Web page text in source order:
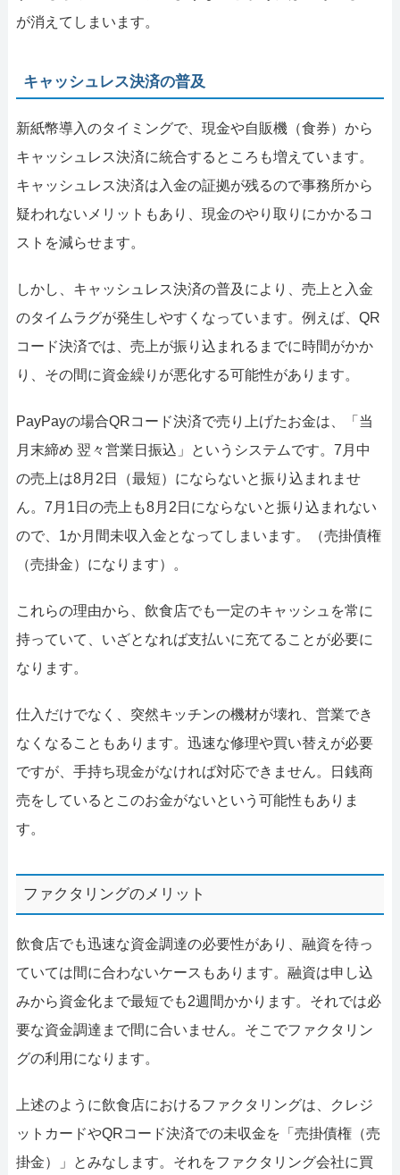
が消えてしまいます。
キャッシュレス決済の普及
新紙幣導入のタイミングで、現金や自販機（食券）から
キャッシュレス決済に統合するところも増えています。
キャッシュレス決済は入金の証拠が残るので事務所から
疑われないメリットもあり、現金のやり取りにかかるコ
ストを減らせます。
しかし、キャッシュレス決済の普及により、売上と入金
のタイムラグが発生しやすくなっています。例えば、QR
コード決済では、売上が振り込まれるまでに時間がかか
り、その間に資金繰りが悪化する可能性があります。
PayPayの場合QRコード決済で売り上げたお金は、「当
月末締め 翌々営業日振込」というシステムです。7月中
の売上は8月2日（最短）にならないと振り込まれませ
ん。7月1日の売上も8月2日にならないと振り込まれない
ので、1か月間未収入金となってしまいます。（売掛債権
（売掛金）になります）。
これらの理由から、飲食店でも一定のキャッシュを常に
持っていて、いざとなれば支払いに充てることが必要に
なります。
仕入だけでなく、突然キッチンの機材が壊れ、営業でき
なくなることもあります。迅速な修理や買い替えが必要
ですが、手持ち現金がなければ対応できません。日銭商
売をしているとこのお金がないという可能性もありま
す。
ファクタリングのメリット
飲食店でも迅速な資金調達の必要性があり、融資を待っ
ていては間に合わないケースもあります。融資は申し込
みから資金化まで最短でも2週間かかります。それでは必
要な資金調達まで間に合いません。そこでファクタリン
グの利用になります。
上述のように飲食店におけるファクタリングは、クレジ
ットカードやQRコード決済での未収金を「売掛債権（売
掛金）」とみなします。それをファクタリング会社に買